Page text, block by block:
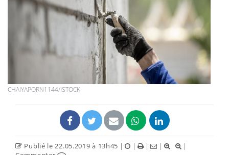
CHAIYAPORN1144/ISTOCK
Publié le 22.05.2019 à 13h45 | | | |
|